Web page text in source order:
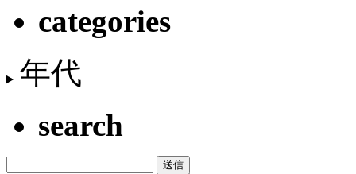
categories
年代
search